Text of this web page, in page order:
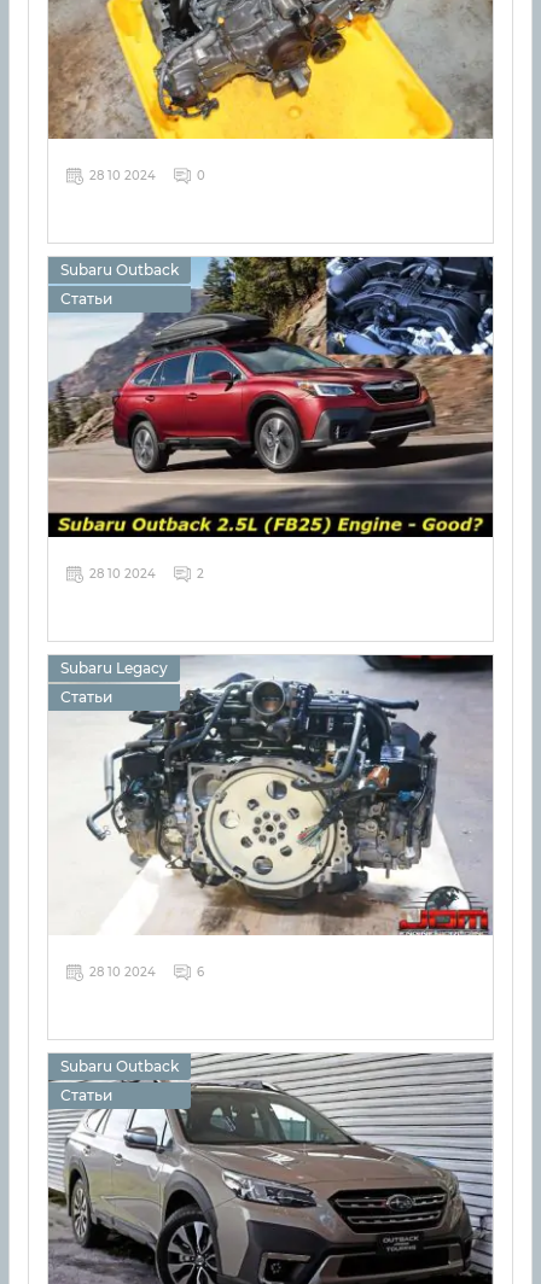
28 10 2024 0
Subaru Outback
Статьи
28 10 2024 2
Subaru Legacy
Статьи
28 10 2024 6
Subaru Outback
Статьи